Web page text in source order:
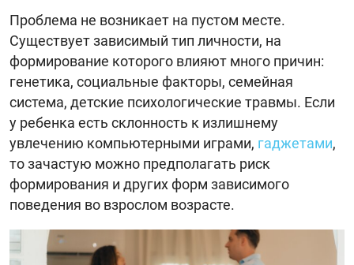
Проблема не возникает на пустом месте.
Существует зависимый тип личности, на
формирование которого влияют много причин:
генетика, социальные факторы, семейная
система, детские психологические травмы. Если
у ребенка есть склонность к излишнему
увлечению компьютерными играми, гаджетами,
то зачастую можно предполагать риск
формирования и других форм зависимого
поведения во взрослом возрасте.